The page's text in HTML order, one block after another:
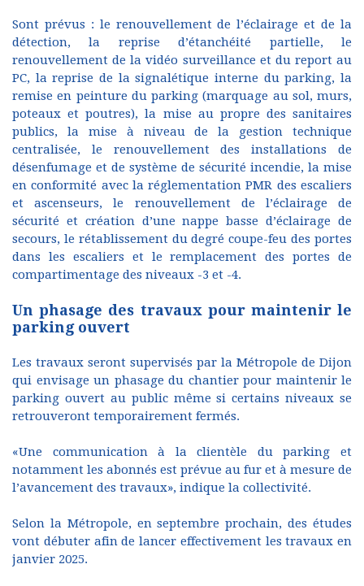
Sont prévus : le renouvellement de l’éclairage et de la
détection, la reprise d’étanchéité partielle, le
renouvellement de la vidéo surveillance et du report au
PC, la reprise de la signalétique interne du parking, la
remise en peinture du parking (marquage au sol, murs,
poteaux et poutres), la mise au propre des sanitaires
publics, la mise à niveau de la gestion technique
centralisée, le renouvellement des installations de
désenfumage et de système de sécurité incendie, la mise
en conformité avec la réglementation PMR des escaliers
et ascenseurs, le renouvellement de l’éclairage de
sécurité et création d’une nappe basse d’éclairage de
secours, le rétablissement du degré coupe-feu des portes
dans les escaliers et le remplacement des portes de
compartimentage des niveaux -3 et -4.
Un phasage des travaux pour maintenir le
parking ouvert
Les travaux seront supervisés par la Métropole de Dijon
qui envisage un phasage du chantier pour maintenir le
parking ouvert au public même si certains niveaux se
retrouveront temporairement fermés.
«Une communication à la clientèle du parking et
notamment les abonnés est prévue au fur et à mesure de
l’avancement des travaux», indique la collectivité.
Selon la Métropole, en septembre prochain, des études
vont débuter afin de lancer effectivement les travaux en
janvier 2025.